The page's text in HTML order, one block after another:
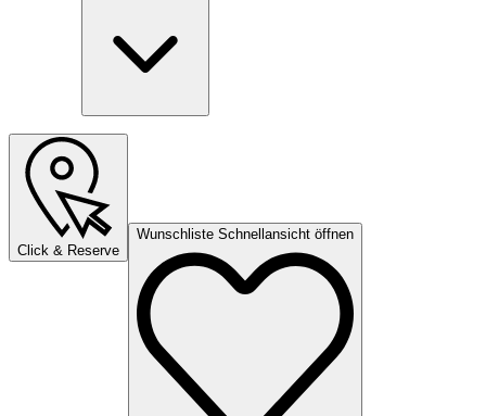
Click & Reserve
Wunschliste Schnellansicht öffnen